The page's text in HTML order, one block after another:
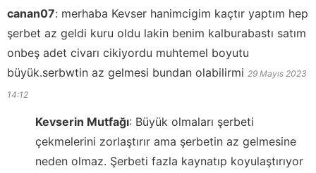
canan07: merhaba Kevser hanimcigim kaçtır yaptım hep
şerbet az geldi kuru oldu lakin benim kalburabastı satım
onbeş adet civarı cikiyordu muhtemel boyutu
büyük.serbwtin az gelmesi bundan olabilirmi 29 Mayıs 2023
14:12
Kevserin Mutfağı: Büyük olmaları şerbeti
çekmelerini zorlaştırır ama şerbetin az gelmesine
neden olmaz. Şerbeti fazla kaynatıp koyulaştırıyor